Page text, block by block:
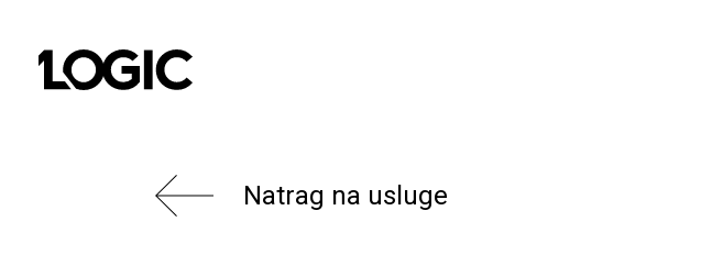
Natrag na usluge